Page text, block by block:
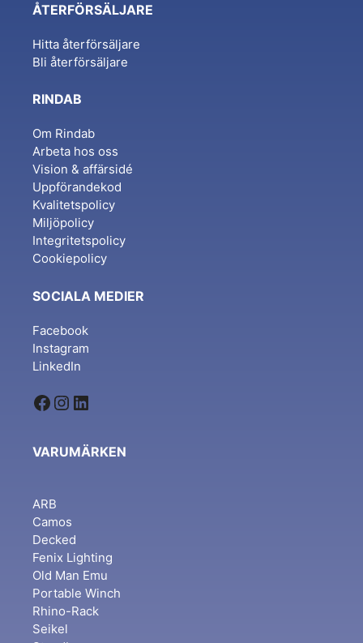
ÅTERFÖRSÄLJARE
Hitta återförsäljare
Bli återförsäljare
RINDAB
Om Rindab
Arbeta hos oss
Vision & affärsidé
Uppförandekod
Kvalitetspolicy
Miljöpolicy
Integritetspolicy
Cookiepolicy
SOCIALA MEDIER
Facebook
Instagram
LinkedIn
Facebook
Instagram
LinkedIn
VARUMÄRKEN
ARB
Camos
Decked
Fenix Lighting
Old Man Emu
Portable Winch
Rhino-Rack
Seikel